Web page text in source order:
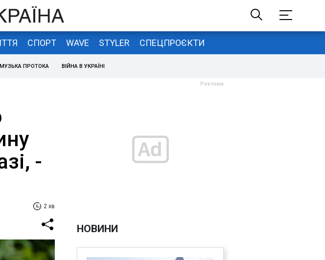
СПОРТ WAVE STYLER СПЕЦПРОЄКТИ
ПРОТОКА ВІЙНА В УКРАЇНІ
-
2 хв
НОВИНИ